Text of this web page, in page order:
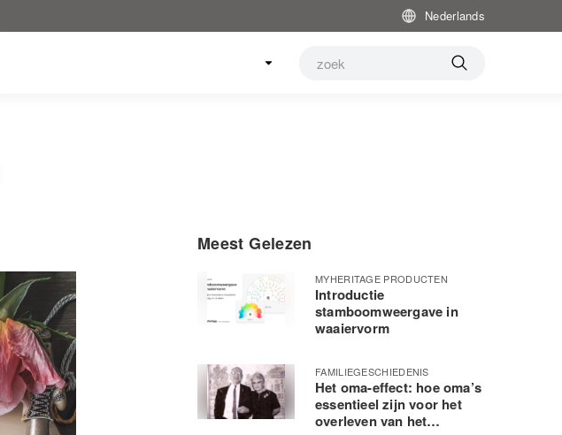
Nederlands
Meest Gelezen
MYHERITAGE PRODUCTEN
Introductie
stamboomweergave in
waaiervorm
FAMILIEGESCHIEDENIS
Het oma-effect: hoe oma’s
essentieel zijn voor het
overleven van het